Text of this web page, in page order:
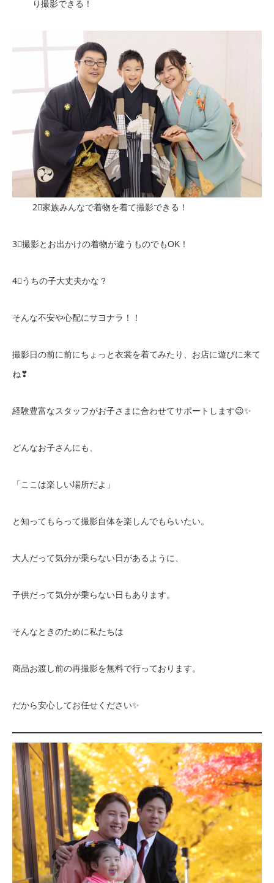
り撮影できる！
2⃣家族みんなで着物を着て撮影できる！
3⃣撮影とお出かけの着物が違うものでもOK！
4⃣うちの子大丈夫かな？
そんな不安や心配にサヨナラ！！
撮影日の前に前にちょっと衣裳を着てみたり、お店に遊びに来て
ね❣
経験豊富なスタッフがお子さまに合わせてサポートします😉✨
どんなお子さんにも、
「ここは楽しい場所だよ」
と知ってもらって撮影自体を楽しんでもらいたい。
大人だって気分が乗らない日があるように、
子供だって気分が乗らない日もあります。
そんなときのために私たちは
商品お渡し前の再撮影を無料で行っております。
だから安心してお任せください✨